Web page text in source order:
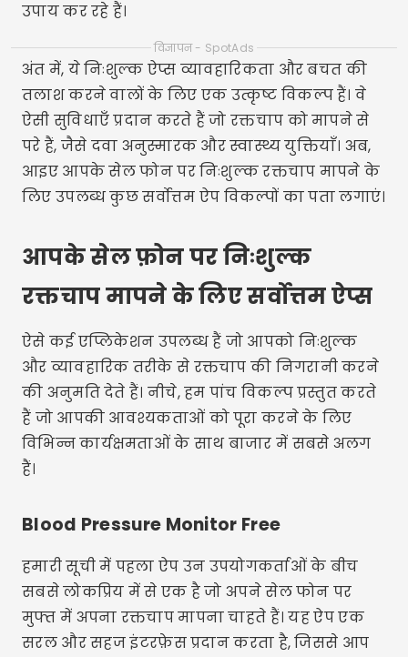
उपाय कर रहे हैं।
विज्ञापन - SpotAds
अंत में, ये निःशुल्क ऐप्स व्यावहारिकता और बचत की
तलाश करने वालों के लिए एक उत्कृष्ट विकल्प हैं। वे
ऐसी सुविधाएँ प्रदान करते हैं जो रक्तचाप को मापने से
परे हैं, जैसे दवा अनुस्मारक और स्वास्थ्य युक्तियाँ। अब,
आइए आपके सेल फोन पर निःशुल्क रक्तचाप मापने के
लिए उपलब्ध कुछ सर्वोत्तम ऐप विकल्पों का पता लगाएं।
आपके सेल फ़ोन पर निःशुल्क
रक्तचाप मापने के लिए सर्वोत्तम ऐप्स
ऐसे कई एप्लिकेशन उपलब्ध हैं जो आपको निःशुल्क
और व्यावहारिक तरीके से रक्तचाप की निगरानी करने
की अनुमति देते हैं। नीचे, हम पांच विकल्प प्रस्तुत करते
हैं जो आपकी आवश्यकताओं को पूरा करने के लिए
विभिन्न कार्यक्षमताओं के साथ बाजार में सबसे अलग
हैं।
Blood Pressure Monitor Free
हमारी सूची में पहला ऐप उन उपयोगकर्ताओं के बीच
सबसे लोकप्रिय में से एक है जो अपने सेल फोन पर
मुफ्त में अपना रक्तचाप मापना चाहते हैं। यह ऐप एक
सरल और सहज इंटरफ़ेस प्रदान करता है, जिससे आप